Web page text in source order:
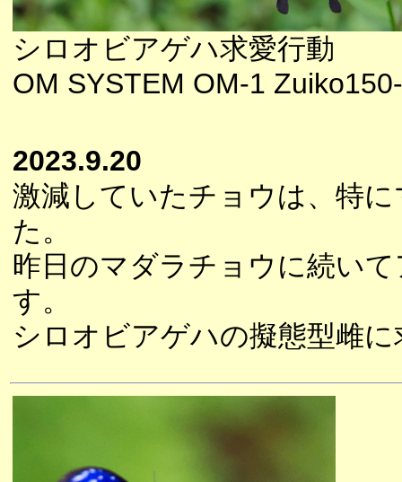
シロオビアゲハ求愛行動
OM SYSTEM OM-1
2023.9.20
激減していたチョウは、特
た。
昨日のマダラチョウに続い
す。
シロオビアゲハの擬態型雌